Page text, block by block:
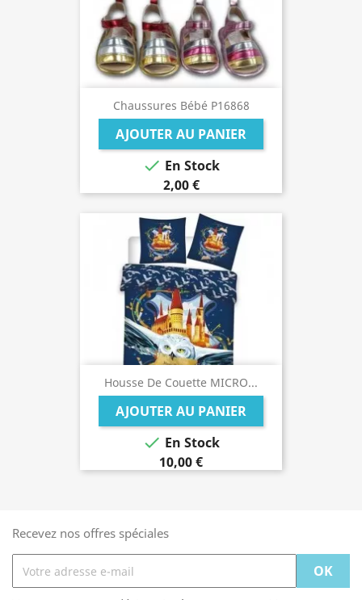
Chaussures Bébé P16868
AJOUTER AU PANIER
 En Stock
2,00 €
Housse De Couette MICRO...
AJOUTER AU PANIER
 En Stock
10,00 €
Recevez nos offres spéciales